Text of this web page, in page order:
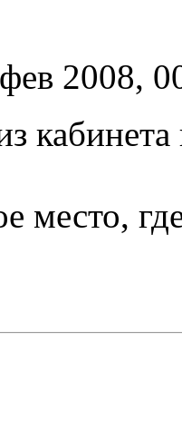
2008,
кабинета
место,